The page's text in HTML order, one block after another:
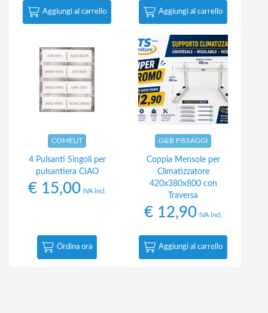
Aggiungi al carrello Aggiungi al carrello
COMELIT
4 Pulsanti Singoli per
pulsantiera CIAO
€15,00 IVA incl.
Ordina ora
G&B FISSAGGI
Coppia Mensole per
Climatizzatore
420x380x800 con
Traversa
€12,90 IVA incl.
Aggiungi al carrello